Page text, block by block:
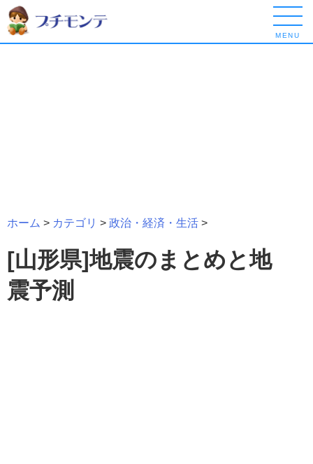
MENU
ホーム > カテゴリ > 政治・経済・生活 >
[山形県]地震のまとめと地
震予測